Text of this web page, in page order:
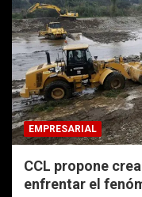
EMPRESARIAL
CCL propone
enfrentar el